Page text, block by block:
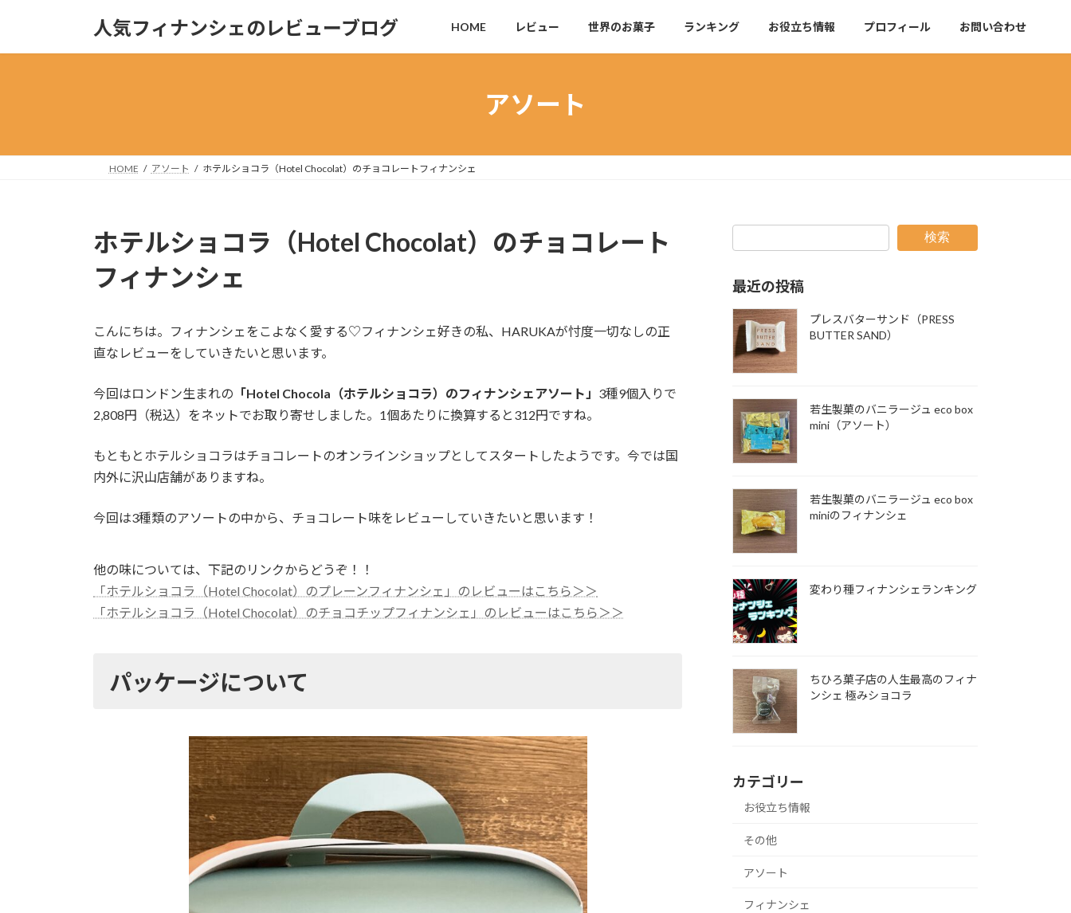
人気フィナンシェのレビューブログ HOME レビュー 世界のお菓子 ランキング お役立ち情報 プロフィール お問い合わせ
アソート
HOME アソート ホテルショコラ（Hotel Chocolat）のチョコレートフィナンシェ
ホテルショコラ（Hotel Chocolat）のチョコレート
フィナンシェ
こんにちは。フィナンシェをこよなく愛する♡フィナンシェ好きの私、HARUKAが忖度一切なしの正
直なレビューをしていきたいと思います。
今回はロンドン生まれの 「Hotel Chocola（ホテルショコラ）のフィナンシェアソート」 3種9個入りで
2,808円（税込）をネットでお取り寄せしました。1個あたりに換算すると312円ですね。
もともとホテルショコラはチョコレートのオンラインショップとしてスタートしたようです。今では国
内外に沢山店舗がありますね。
今回は3種類のアソートの中から、チョコレート味をレビューしていきたいと思います！
他の味については、下記のリンクからどうぞ！！
「ホテルショコラ（Hotel Chocolat）のプレーンフィナンシェ」のレビューはこちら＞＞
「ホテルショコラ（Hotel Chocolat）のチョコチップフィナンシェ」のレビューはこちら＞＞
パッケージについて
検索
最近の投稿
プレスバターサンド（PRESS
BUTTER SAND）
若生製菓のバニラージュ eco box
mini（アソート）
若生製菓のバニラージュ eco box
miniのフィナンシェ
変わり種フィナンシェランキング
ちひろ菓子店の人生最高のフィナ
ンシェ 極みショコラ
カテゴリー
お役立ち情報
その他
アソート
フィナンシェ